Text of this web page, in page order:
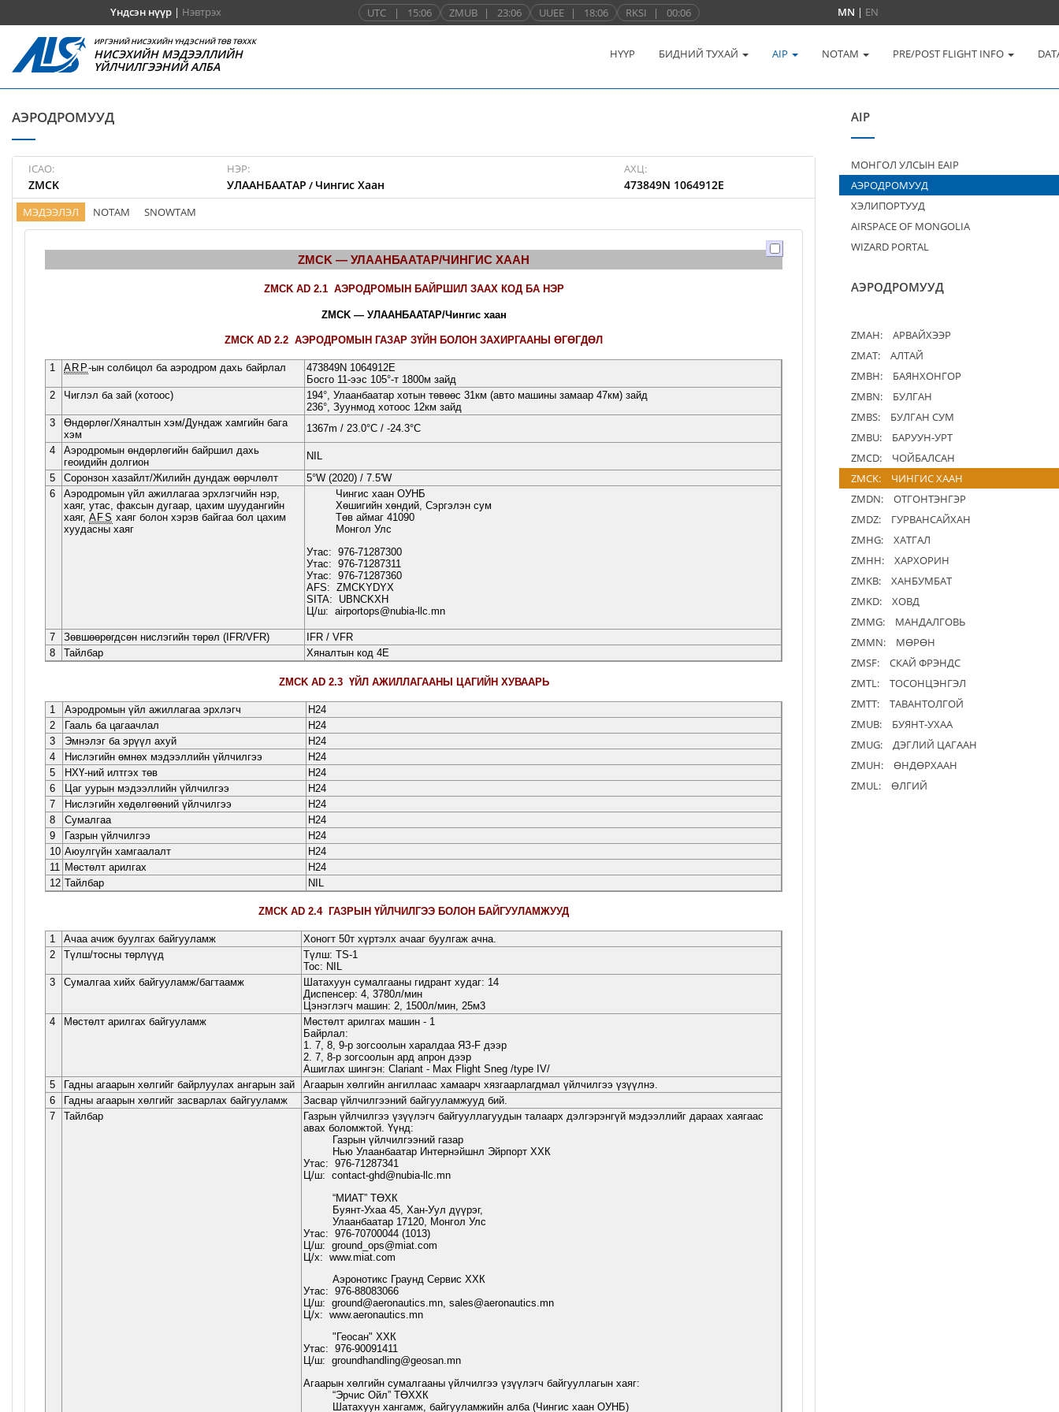
Үндсэн нүүр| Нэвтрэх UTC | 15:06 ZMUB | 23:06 UUEE | 18:06 RKSI | 00:06 MN | EN
ИРГЭНИЙ НИСЭХИЙН ҮНДЭСНИЙ ТӨВ ТӨХХК
НИСЭХИЙН МЭДЭЭЛЛИЙН
ҮЙЛЧИЛГЭЭНИЙ АЛБА
НҮҮР БИДНИЙ ТУХАЙ AIP NOTAM PRE/POST FLIGHT INFO
АЭРОДРОМУУД
ICAO:
ZMCK
НЭР:
УЛААНБААТАР / Чингис Хаан
АХЦ:
473849N 1064912E
МЭДЭЭЛЭЛ NOTAM SNOWTAM
AIP
МОНГОЛ УЛСЫН EAIP
АЭРОДРОМУУД
ХЭЛИПОРТУУД
AIRSPACE OF MONGOLIA
WIZARD PORTAL
АЭРОДРОМУУД
ZMAH:
АРВАЙХЭЭР
ZMAT:
АЛТАЙ
ZMBH:
БАЯНХОНГОР
ZMBN:
БУЛГАН
ZMBS:
БУЛГАН СУМ
ZMBU:
БАРУУН-УРТ
ZMCD:
ЧОЙБАЛСАН
ZMCK:
ЧИНГИС ХААН
ZMDN:
ОТГОНТЭНГЭР
ZMDZ:
ГУРВАНСАЙХАН
ZMHG:
ХАТГАЛ
ZMHH:
ХАРХОРИН
ZMKB:
ХАНБУМБАТ
ZMKD:
ХОВД
ZMMG:
МАНДАЛГОВЬ
ZMMN:
МӨРӨН
ZMSF:
СКАЙ ФРЭНДС
ZMTL:
ТОСОНЦЭНГЭЛ
ZMTT:
ТАВАНТОЛГОЙ
ZMUB:
БУЯНТ-УХАА
ZMUG:
ДЭГЛИЙ ЦАГААН
ZMUH:
ӨНДӨРХААН
ZMUL:
ӨЛГИЙ